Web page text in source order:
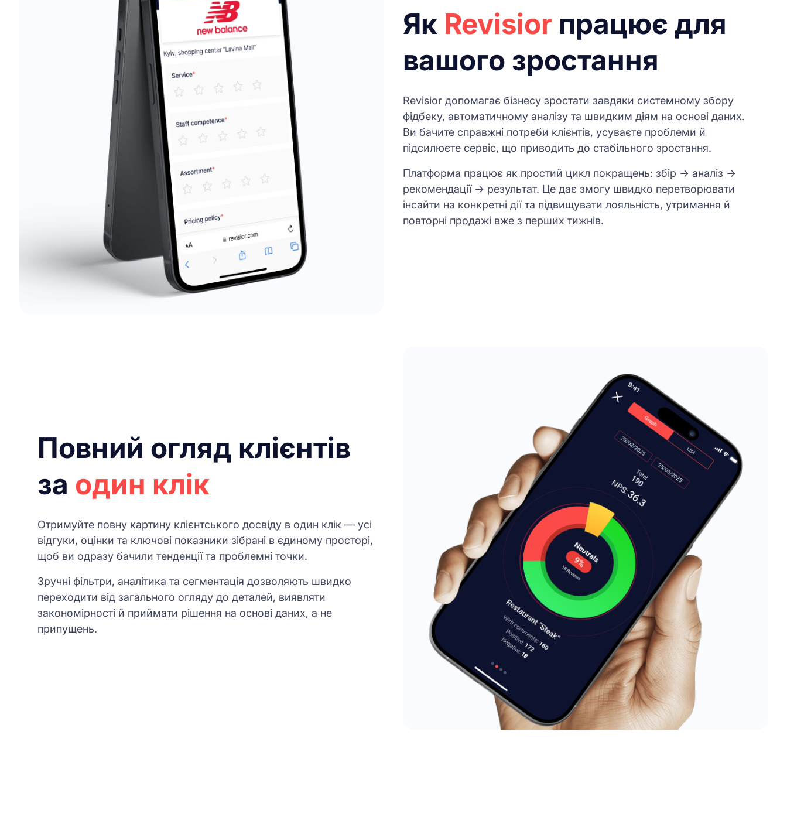
Як Revisiorпрацює для
вашого зростання
Revisior допомагає бізнесу зростати завдяки системному збору
фідбеку, автоматичному аналізу та швидким діям на основі даних.
Ви бачите справжні потреби клієнтів, усуваєте проблеми й
підсилюєте сервіс, що приводить до стабільного зростання.
Платформа працює як простий цикл покращень: збір → аналіз →
рекомендації → результат. Це дає змогу швидко перетворювати
інсайти на конкретні дії та підвищувати лояльність, утримання й
повторні продажі вже з перших тижнів.
Повний огляд клієнтів
за один клік
Отримуйте повну картину клієнтського досвіду в один клік — усі
відгуки, оцінки та ключові показники зібрані в єдиному просторі,
щоб ви одразу бачили тенденції та проблемні точки.
Зручні фільтри, аналітика та сегментація дозволяють швидко
переходити від загального огляду до деталей, виявляти
закономірності й приймати рішення на основі даних, а не
припущень.